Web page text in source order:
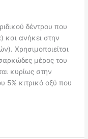
δέντρου που
και ανήκει στην
Χρησιμοποιείται
μέρος του
κυρίως στην
5% κιτρικό οξύ που